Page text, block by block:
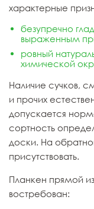
характерные
безупречно
выраженным
ровный
химической
Наличие сучков,
и прочих
допускается
сортность
доски. На
присутствовать.
Планкен прямой
востребован: